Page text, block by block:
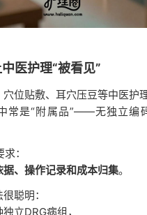
医护理“被看见”
位贴敷、耳穴压豆等中医护理
常是“附属品”——无独立编
求：
、操作记录和成本归集。
聪明：
立DRG病组，